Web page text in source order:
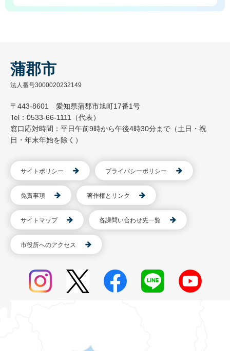
蒲郡市
法人番号3000020232149
〒443-8601 愛知県蒲郡市旭町17番1号
Tel：0533-66-1111（代表）
窓口応対時間：平日午前9時から午後4時30分まで（土日・祝
日・年末年始を除く）
サイトポリシー プライバシーポリシー
免責事項 著作権とリンク
サイトマップ 各課問い合わせ先一覧
市役所へのアクセス